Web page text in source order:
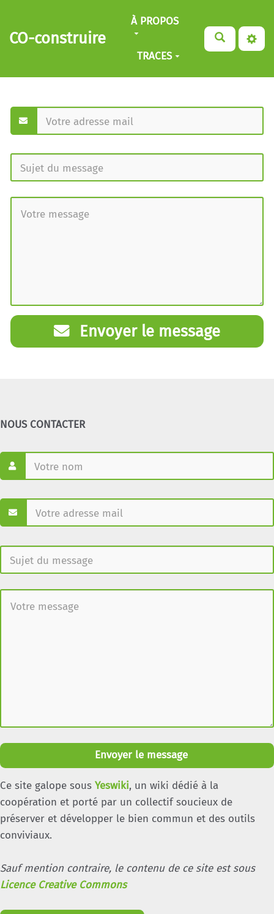
Aller au contenu principal
CO-construire
À PROPOS
TRACES
Envoyer le message
NOUS CONTACTER
Envoyer le message
Ce site galope sous Yeswiki, un wiki dédié à la
coopération et porté par un collectif soucieux de
préserver et développer le bien commun et des outils
conviviaux.
Sauf mention contraire, le contenu de ce site est sous
Licence Creative Commons